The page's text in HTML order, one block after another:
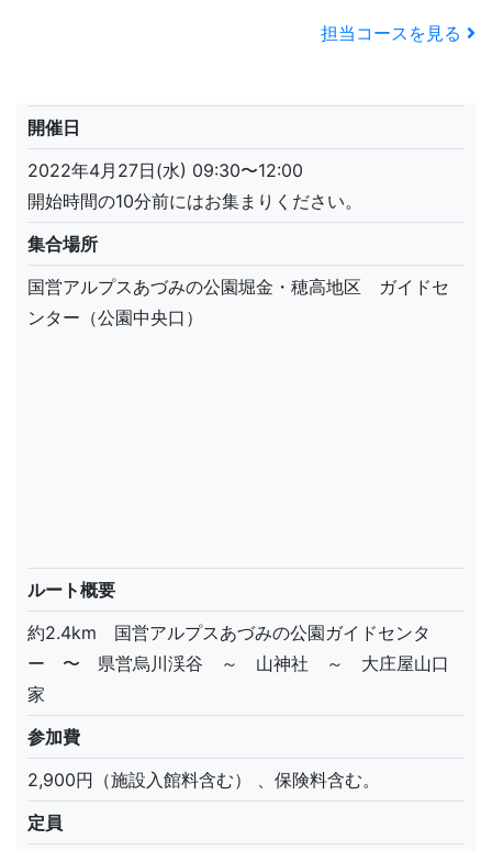
担当コースを見る
開催日
2022年4月27日(水) 09:30〜12:00
開始時間の10分前にはお集まりください。
集合場所
国営アルプスあづみの公園堀金・穂高地区 ガイドセ
ンター（公園中央口）
ルート概要
約2.4km 国営アルプスあづみの公園ガイドセンタ
ー 〜 県営烏川渓谷 ～ 山神社 ～ 大庄屋山口
家
参加費
2,900円（施設入館料含む） 、保険料含む。
定員